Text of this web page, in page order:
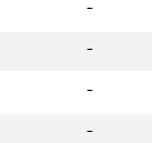
-
-
-
-